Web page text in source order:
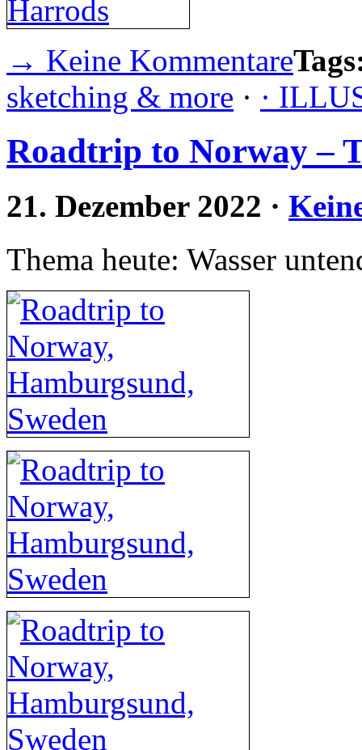
→ Keine Kommentare
sketching & more · ·
Roadtrip to Norway –
21. Dezember 2022 ·
Thema heute: Wasser